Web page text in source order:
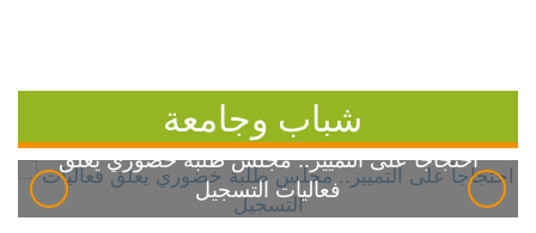
شباب وجامعة
احتجاجاً على التمييز.. مجلس طلبة خضوري يعلق
فعاليات التسجيل